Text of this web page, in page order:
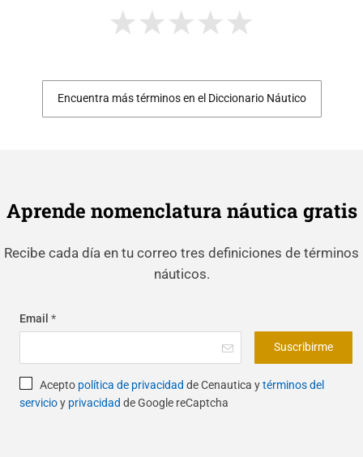
Encuentra más términos en el Diccionario Náutico
Aprende nomenclatura náutica gratis
Recibe cada día en tu correo tres definiciones de términos
náuticos.
Email *
Suscribirme
Acepto política de privacidad de Cenautica ytérminos del
servicioy privacidad de Google reCaptcha